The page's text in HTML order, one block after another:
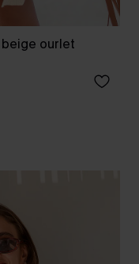
ourlet